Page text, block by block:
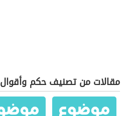
مقالات من تصنيف حكم وأقوال